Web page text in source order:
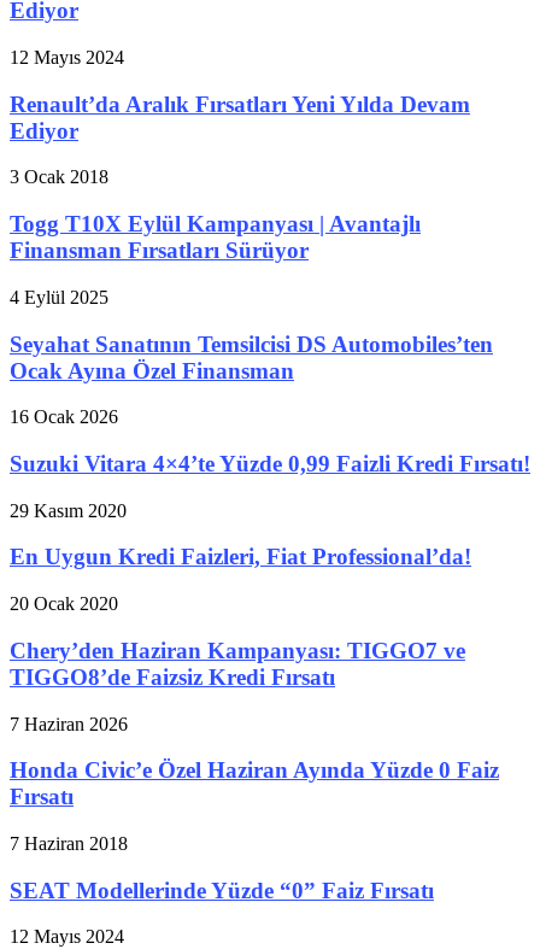
Ediyor
12 Mayıs 2024
Renault’da Aralık Fırsatları Yeni Yılda Devam
Ediyor
3 Ocak 2018
Togg T10X Eylül Kampanyası | Avantajlı
Finansman Fırsatları Sürüyor
4 Eylül 2025
Seyahat Sanatının Temsilcisi DS Automobiles’ten
Ocak Ayına Özel Finansman
16 Ocak 2026
Suzuki Vitara 4×4’te Yüzde 0,99 Faizli Kredi Fırsatı!
29 Kasım 2020
En Uygun Kredi Faizleri, Fiat Professional’da!
20 Ocak 2020
Chery’den Haziran Kampanyası: TIGGO7 ve
TIGGO8’de Faizsiz Kredi Fırsatı
7 Haziran 2026
Honda Civic’e Özel Haziran Ayında Yüzde 0 Faiz
Fırsatı
7 Haziran 2018
SEAT Modellerinde Yüzde “0” Faiz Fırsatı
12 Mayıs 2024